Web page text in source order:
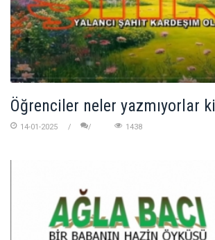
Öğrenciler neler yazmıyorlar ki
14-01-2025 1438